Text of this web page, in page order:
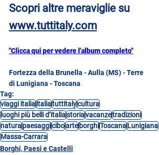
Scopri altre meraviglie su
www.tuttitaly.com
"Clicca qui per vedere l'album completo"
Fortezza della Brunella - Aulla (MS) - Terre
di Lunigiana - Toscana
Tag:
viaggi italiaitaliatuttitalycultura
luoghi più belli d’italiastoriavacanzetradizioni
naturapaesaggiciboarteborghiToscanaLunigiana
Massa-Carrara
Borghi, Paesi e Castelli